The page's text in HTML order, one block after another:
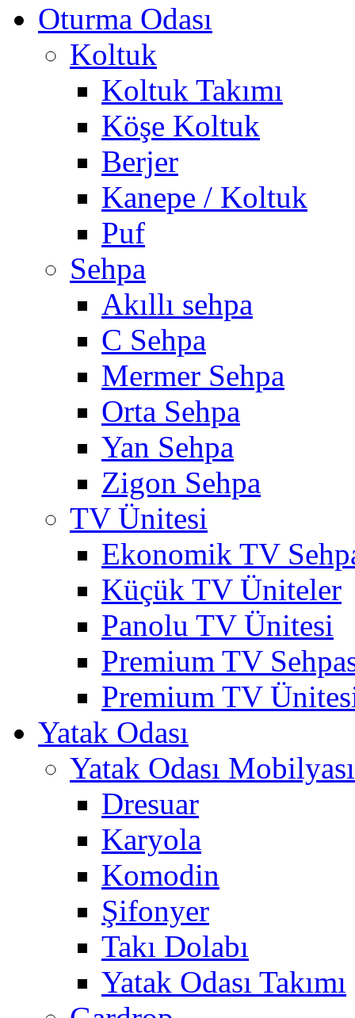
Oturma Odası
Koltuk
Koltuk Takımı
Köşe Koltuk
Berjer
Kanepe / Koltuk
Puf
Sehpa
Akıllı sehpa
C Sehpa
Mermer Sehpa
Orta Sehpa
Yan Sehpa
Zigon Sehpa
TV Ünitesi
Ekonomik TV
Küçük TV Üniteler
Panolu TV Ünitesi
Premium TV
Premium TV
Yatak Odası
Yatak Odası Mobilyası
Dresuar
Karyola
Komodin
Şifonyer
Takı Dolabı
Yatak Odası Takımı